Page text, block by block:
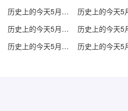
历史上的今天5月15日
历史上的今天5月21日
历史上的今天5月27日